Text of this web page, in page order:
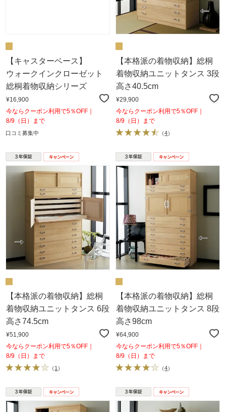
【キャスターベース】
ウォークインクローゼット
総桐着物収納シリーズ
¥16,900
今ならクーポン利用で5％OFF｜
8/9（日）まで
口コミ募集中
【本格派の着物収納】総桐
着物収納ユニットタンス 3段
高さ40.5cm
¥29,900
今ならクーポン利用で5％OFF｜
8/9（日）まで
（4）
【本格派の着物収納】総桐
着物収納ユニットタンス 6段
高さ74.5cm
¥51,900
今ならクーポン利用で5％OFF｜
8/9（日）まで
（ 1 ）
【本格派の着物収納】総桐
着物収納ユニットタンス 8段
高さ98cm
¥64,900
今ならクーポン利用で5％OFF｜
8/9（日）まで
（4）